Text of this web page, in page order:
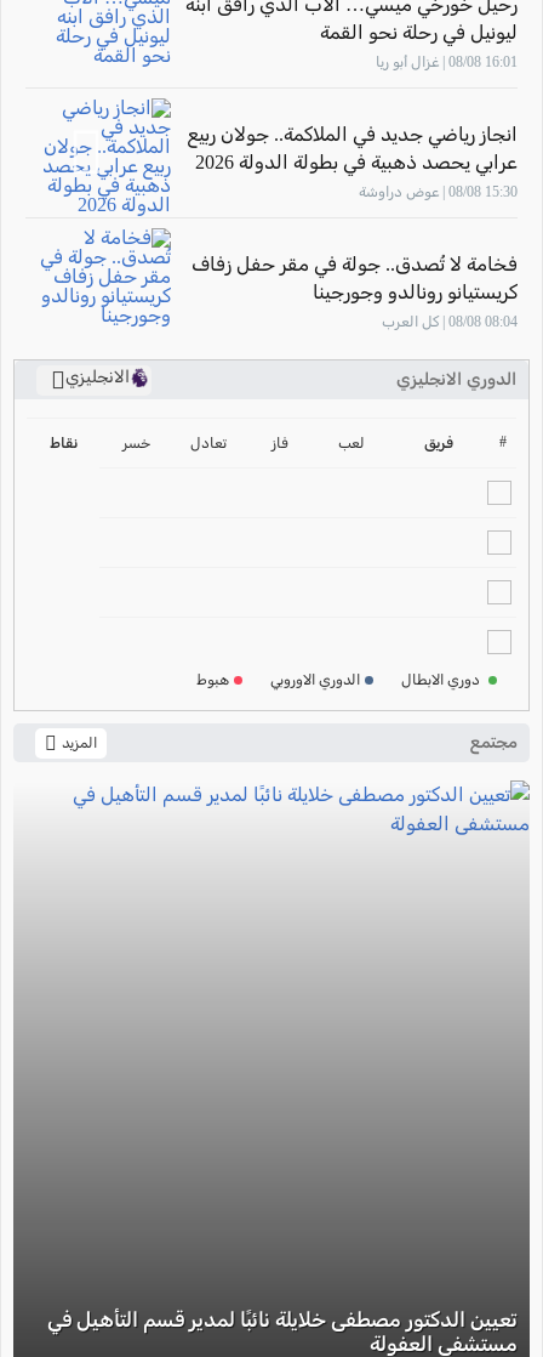
ليونيل في رحلة نحو القمة
16:01 08/08 | غزال أبو ريا
انجاز رياضي جديد في الملاكمة.. جولان ربيع
عرابي يحصد ذهبية في بطولة الدولة 2026
15:30 08/08 | عوض دراوشة
فخامة لا تُصدق.. جولة في مقر حفل زفاف
كريستيانو رونالدو وجورجينا
08:04 08/08 | كل العرب
الدوري الانجليزي
الانجليزي
2024-2025
ترتيب الدوري الايطالي
# فريق لعب فاز تعادل خسر نقاط
دوري الابطال الدوري الاوروبي هبوط
مجتمع المزيد
تعيين الدكتور مصطفى خلايلة نائبًا لمدير قسم التأهيل في
مستشفى العفولة